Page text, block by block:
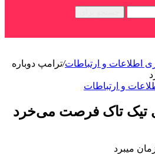
اطلاعات و ارتباطات/ترامپ دوباره
و ارتباطات
تیک تاک فرصت می‌خرد